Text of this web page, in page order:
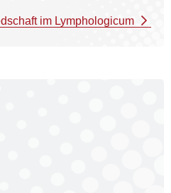
im Lymphologicum